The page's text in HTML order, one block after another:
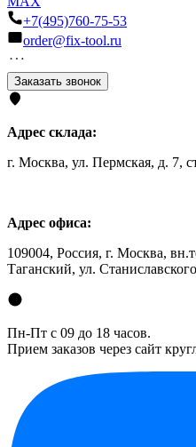
+7(495)760-75-53
order@fix-tool.ru
Заказать звонок
Адрес склада:
г. Москва, ул. Пермская, д. 7,
Адрес офиса:
109004, Россия, г. Москва,
Таганский, ул.
Пн-Пт с 09 до 18 часов.
Прием заказов через сайт